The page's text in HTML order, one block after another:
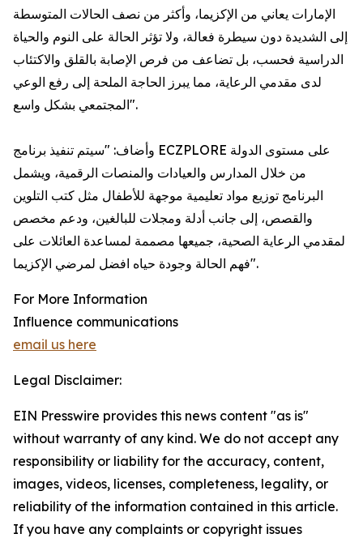
الإمارات يعاني من الإكزيما، وأكثر من نصف الحالات المتوسطة
إلى الشديدة دون سيطرة فعالة، ولا تؤثر الحالة على النوم والحياة
الدراسية فحسب، بل تضاعف من فرص الإصابة بالقلق والاكتئاب
لدى مقدمي الرعاية، مما يبرز الحاجة الملحة إلى رفع الوعي
المجتمعي بشكل واسع".
وأضاف: "سيتم تنفيذ برنامج ECZPLORE على مستوى الدولة
من خلال المدارس والعيادات والمنصات الرقمية، ويشمل
البرنامج توزيع مواد تعليمية موجهة للأطفال مثل كتب التلوين
والقصص، إلى جانب أدلة ومجلات للبالغين، ودعم مخصص
لمقدمي الرعاية الصحية، جميعها مصممة لمساعدة العائلات على
فهم الحالة وجودة حياه افضل لمرضي الإكزيما".
For More Information
Influence communications
email us here
Legal Disclaimer:
EIN Presswire provides this news content "as is"
without warranty of any kind. We do not accept any
responsibility or liability for the accuracy, content,
images, videos, licenses, completeness, legality, or
reliability of the information contained in this article.
If you have any complaints or copyright issues